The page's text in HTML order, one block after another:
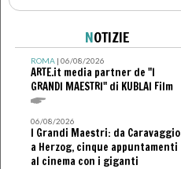
NOTIZIE
ROMA| 06/08/2026
ARTE.it media partner de "I
GRANDI MAESTRI" di KUBLAI Film
06/08/2026
I Grandi Maestri: da Caravaggio
a Herzog, cinque appuntamenti
al cinema con i giganti